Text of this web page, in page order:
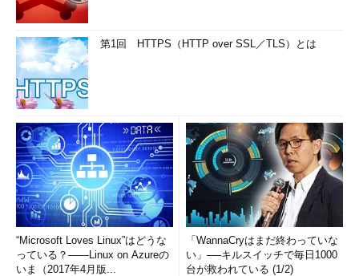
第1回 HTTPS（HTTP over SSL／TLS）とは
“Microsoft Loves Linux”はどうな
っている？――Linux on Azureの
いま（2017年4月版...
「WannaCryはまだ終わっていな
い」──キルスイッチで毎日1000
台が救われている (1/2)